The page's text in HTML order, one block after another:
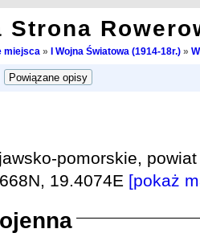
Strona
miejsca » I Wojna Światowa (1914-18r.)»
pomorskie,
19.4074E [pokaż